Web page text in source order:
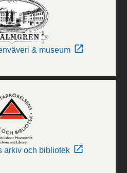
& museum
arkiv och bibliotek